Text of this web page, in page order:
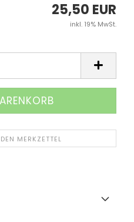
25,50 EUR
inkl. 19% MwSt.
MERKZETTEL